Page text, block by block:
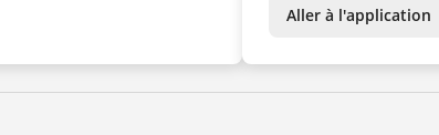
Aller à l'application